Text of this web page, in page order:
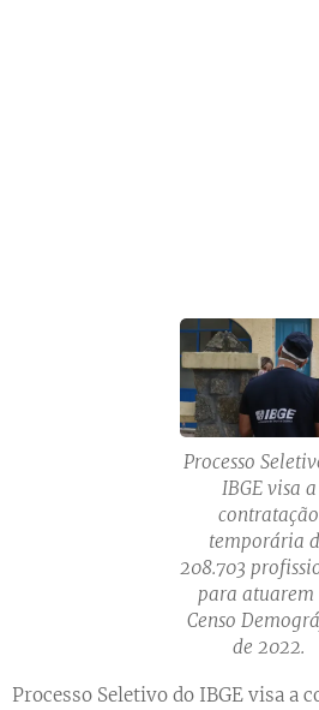
Processo
IBGE visa a
contratação
temporária
208.703
para atuarem
Censo
de 2022.
Processo Seletivo do IBGE visa a